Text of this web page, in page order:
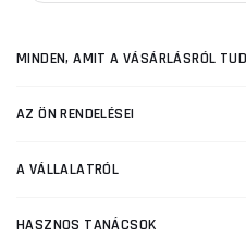
MINDEN, AMIT A VÁSÁRLÁSRÓL
AZ ÖN RENDELÉSEI
A VÁLLALATRÓL
HASZNOS TANÁCSOK